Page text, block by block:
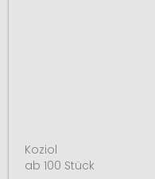
Koziol
ab 100 Stück